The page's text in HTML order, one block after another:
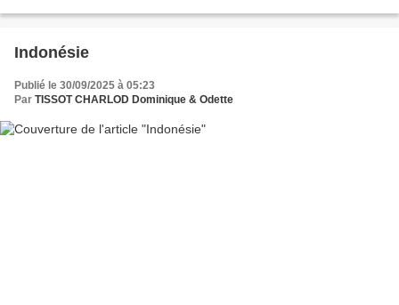
Indonésie
Publié le 30/09/2025 à 05:23
Par TISSOT CHARLOD Dominique & Odette